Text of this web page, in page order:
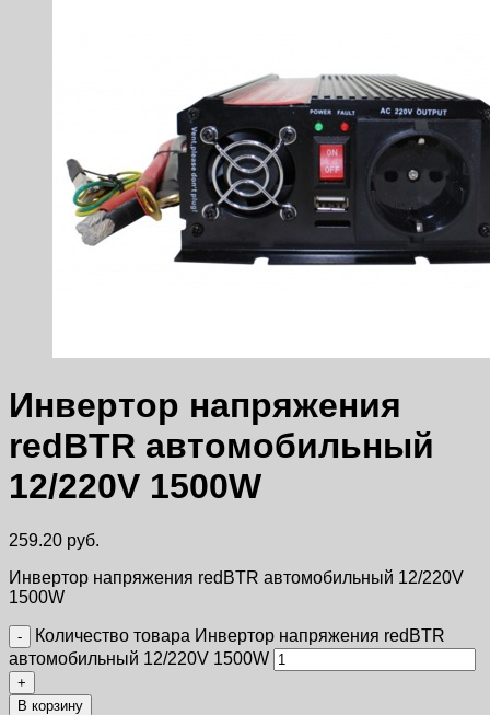
Инвертор напряжения
redBTR автомобильный
12/220V 1500W
259.20 руб.
Инвертор напряжения redBTR автомобильный 12/220V
1500W
Количество товара Инвертор напряжения redBTR
автомобильный 12/220V 1500W
В корзину